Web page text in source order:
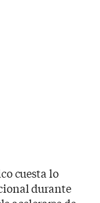
cuesta lo
durante